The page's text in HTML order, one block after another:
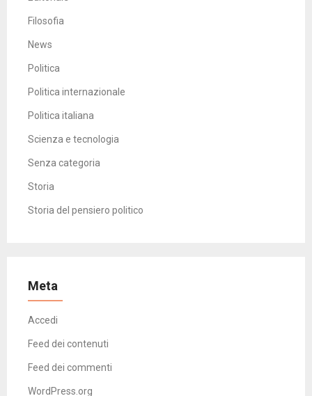
Filosofia
News
Politica
Politica internazionale
Politica italiana
Scienza e tecnologia
Senza categoria
Storia
Storia del pensiero politico
Meta
Accedi
Feed dei contenuti
Feed dei commenti
WordPress.org